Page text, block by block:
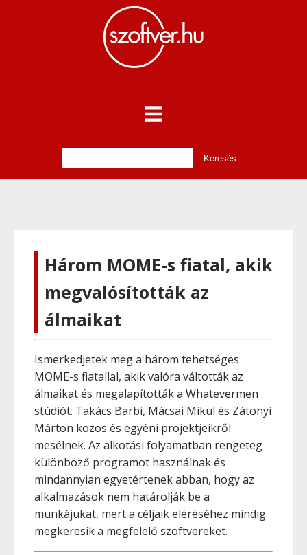
Három MOME-s fiatal, akik
megvalósították az
álmaikat
Ismerkedjetek meg a három tehetséges
MOME-s fiatallal, akik valóra váltották az
álmaikat és megalapították a Whatevermen
stúdiót. Takács Barbi, Mácsai Mikul és Zátonyi
Márton közös és egyéni projektjeikről
mesélnek. Az alkotási folyamatban rengeteg
különböző programot használnak és
mindannyian egyetértenek abban, hogy az
alkalmazások nem határolják be a
munkájukat, mert a céljaik eléréséhez mindig
megkeresik a megfelelő szoftvereket.